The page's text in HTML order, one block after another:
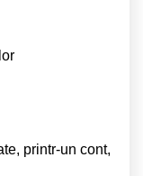
printr-un cont,